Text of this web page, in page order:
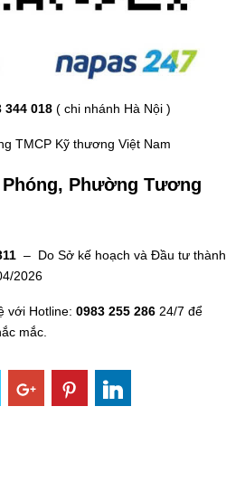
344 018 ( chi nhánh Hà Nội )
TMCP Kỹ thương Việt Nam
Phường Tương
– Do Sở kế hoạch và Đầu tư thành
2026
với Hotline: 0983 255 286 24/7 để
mắc.